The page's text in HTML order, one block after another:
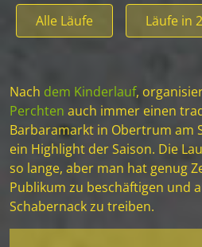
Alle Läufe Läufe in
Nach dem Kinderlauf,
Perchten auch immer einen
Barbaramarkt in Obertrum am
ein Highlight der Saison. Die
so lange, aber man hat genug
Publikum zu beschäftigen und
Schabernack zu treiben.